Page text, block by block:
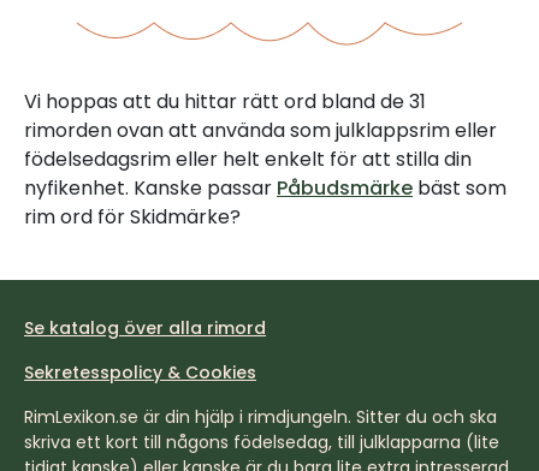
Vi hoppas att du hittar rätt ord bland de 31
rimorden ovan att använda som julklappsrim eller
födelsedagsrim eller helt enkelt för att stilla din
nyfikenhet. Kanske passar Påbudsmärke bäst som
rim ord för Skidmärke?
Se katalog över alla rimord
Sekretesspolicy & Cookies
RimLexikon.se är din hjälp i rimdjungeln. Sitter du och ska
skriva ett kort till någons födelsedag, till julklapparna (lite